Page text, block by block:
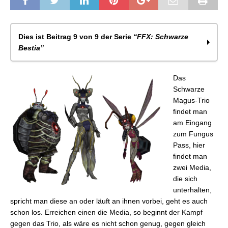
Dies ist Beitrag 9 von 9 der Serie “FFX: Schwarze
Bestia”
FFX: Schwarze Bestia
FFX: Schwarze Valfaris
FFX: Schwarzer Ifrit
FFX: Schwarzer Ixion
FFX: Schwarze Shiva
FFX: Schwarzer Bahamut
FFX: Schwarzer Yojinbo
FFX: Schwarze Anima
FFX: Schwarzes Magus-Trio
Das
Schwarze
Magus-Trio
findet man
am Eingang
zum Fungus
Pass, hier
findet man
zwei Media,
die sich
unterhalten,
spricht man diese an oder läuft an ihnen vorbei, geht es auch
schon los. Erreichen einen die Media, so beginnt der Kampf
gegen das Trio, als wäre es nicht schon genug, gegen gleich